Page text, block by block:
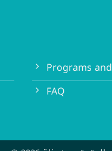
Programs
FAQ